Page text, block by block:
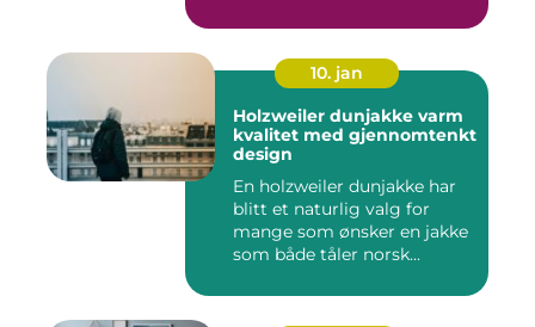
10. jan
Holzweiler dunjakke varm
kvalitet med gjennomtenkt
design
En holzweiler dunjakke har
blitt et naturlig valg for
mange som ønsker en jakke
som både tåler norsk...